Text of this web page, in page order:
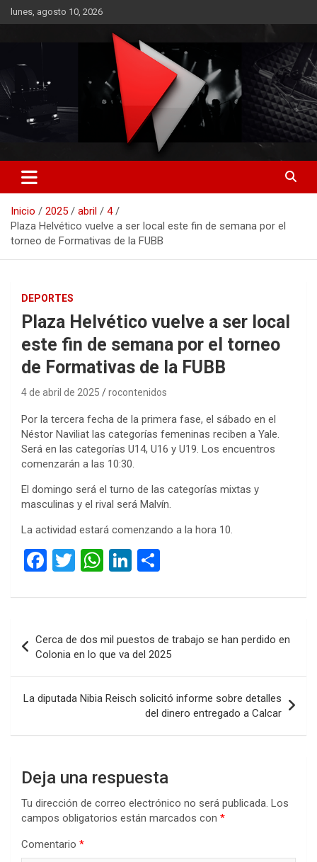
Saltar
al
lunes, agosto 10, 2026
RO CONTENIDOS
Inicio 2025 abril
4
Plaza Helvético vuelve a ser local este fin de semana por el
torneo de Formativas de la FUBB
DEPORTES
Plaza Helvético vuelve a ser local
este fin de semana por el torneo
de Formativas de la FUBB
4 de abril de 2025 rocontenidos
Por la tercera fecha de la primera fase, el sábado en el
Néstor Naviliat las categorías femeninas reciben a Yale.
Será en las categorías U14, U16 y U19. Los encuentros
comenzarán a las 10:30.
El domingo será el turno de las categorías mixtas y
masculinas y el rival será Malvín.
La actividad estará comenzando a la hora 10.
F
ce
o
o
k
T
tt
W
at
A
p
p
Li
ke
n
m
ar
tir
de
entradas
Cerca de dos mil puestos de trabajo se han perdido en
Colonia en lo que va del 2025
La diputada Nibia Reisch solicitó informe sobre detalles
del dinero entregado a Calcar
Deja una respuesta
Tu dirección de correo electrónico no será publicada. Los
campos obligatorios están marcados con *
Comentario *